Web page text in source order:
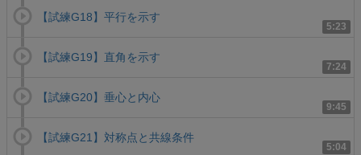
5:23
【試練G18】平行を示す
7:24
【試練G19】直角を示す
9:45
【試練G20】垂心と内心
5:04
【試練G21】対称点と共線条件